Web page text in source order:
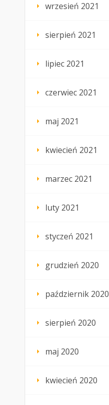
wrzesień 2021
sierpień 2021
lipiec 2021
czerwiec 2021
maj 2021
kwiecień 2021
marzec 2021
luty 2021
styczeń 2021
grudzień 2020
październik 2020
sierpień 2020
maj 2020
kwiecień 2020